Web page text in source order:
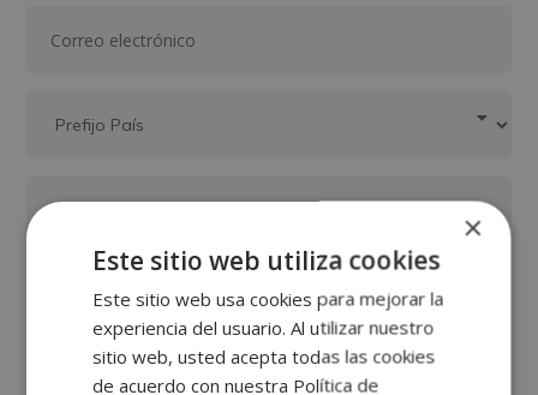
×
Este sitio web utiliza cookies
Este sitio web usa cookies para mejorar la
experiencia del usuario. Al utilizar nuestro
sitio web, usted acepta todas las cookies
de acuerdo con nuestra Política de